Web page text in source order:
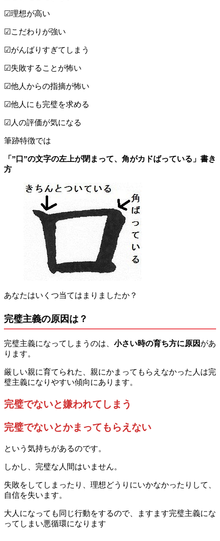
☑理想が高い
☑こだわりが強い
☑がんばりすぎてしまう
☑失敗することが怖い
☑他人からの指摘が怖い
☑他人にも完璧を求める
☑人の評価が気になる
筆跡特徴では
「”口”の文字の左上が閉まって、角がカドばっている」書き
方
あなたはいくつ当てはまりましたか？
完璧主義の原因は？
完璧主義になってしまうのは、 小さい時の育ち方に原因 があ
ります。
厳しい親に育てられた、親にかまってもらえなかった人は完
璧主義になりやすい傾向にあります。
完璧でないと嫌われてしまう
完璧でないとかまってもらえない
という気持ちがあるのです。
しかし、完璧な人間はいません。
失敗をしてしまったり、理想どうりにいかなかったりして、
自信を失います。
大人になっても同じ行動をするので、ますます完璧主義にな
ってしまい悪循環になります